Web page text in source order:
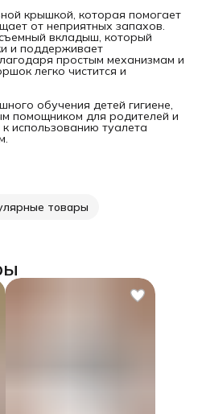
крышкой, которая помогает
от неприятных запахов.
вкладыш, который
и поддерживает
простым механизмам и
легко чистится и
обучения детей гигиене,
помощником для родителей и
использованию туалета
товары